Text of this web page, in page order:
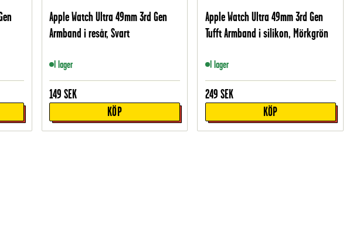
Apple Watch Ultra 49mm 3rd Gen
Armband i resår, Svart
I lager
149 SEK
KÖP
Apple Watch Ultra 49mm 3rd Gen
Tufft Armband i silikon, Mörkgrön
I lager
249 SEK
KÖP